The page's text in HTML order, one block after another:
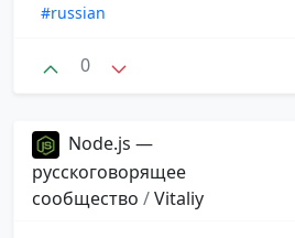
#russian
0
Node.js —
русскоговорящее
сообщество /Vitaliy